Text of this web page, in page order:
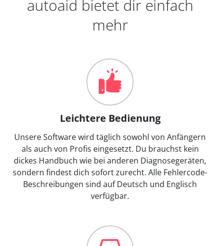
autoaid bietet dir einfach
mehr
Leichtere Bedienung
Unsere Software wird täglich sowohl von Anfängern
als auch von Profis eingesetzt. Du brauchst kein
dickes Handbuch wie bei anderen Diagnosegeräten,
sondern findest dich sofort zurecht. Alle Fehlercode-
Beschreibungen sind auf Deutsch und Englisch
verfügbar.